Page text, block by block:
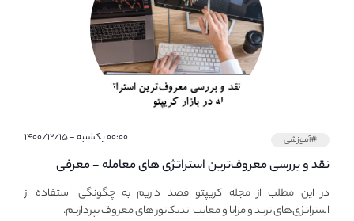
#آموزشی ۰۰:۰۰ یکشنبه - ۱۴۰۰/۱۲/۱۵
نقد و بررسی معروف‌ترین استراتژی های معامله - معرفی
استراتژی های مهم ترید در بازار کریپتو
در این مطلب از مجله کریپتو قصد داریم به چگونگی استفاده از
استراتژی‌های ترید و مزایا و معایب اندیکاتور های معروف بپردازیم.